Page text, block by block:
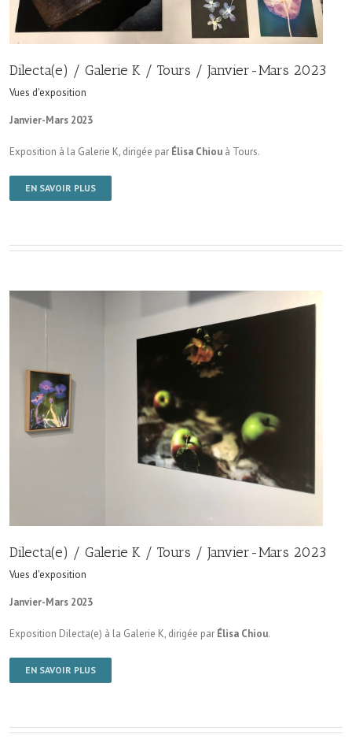
Dilecta(e) / Galerie K / Tours / Janvier-Mars 2023
Vues d'exposition
Janvier-Mars 2023
Exposition à la Galerie K, dirigée par Élisa Chiou à Tours.
EN SAVOIR PLUS
Dilecta(e) / Galerie K / Tours / Janvier-Mars 2023
Vues d'exposition
Janvier-Mars 2023
Exposition Dilecta(e) à la Galerie K, dirigée par Élisa Chiou.
EN SAVOIR PLUS